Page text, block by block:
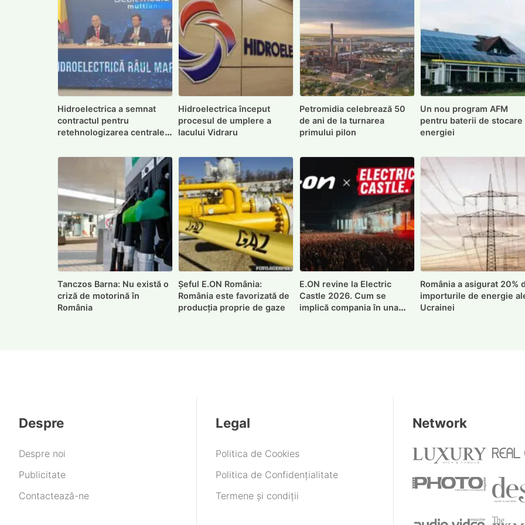
Hidroelectrica a semnat
contractul pentru
retehnologizarea centralei
Hidroelectrica început
procesul de umplere a
lacului Vidraru
Petromidia celebrează 50
de ani de la turnarea
primului pilon
Un nou program AFM
pentru baterii de stocare
energiei
Tanczos Barna: Nu există o
criză de motorină în
România
Șeful E.ON România:
România este favorizată de
producția proprie de gaze
E.ON revine la Electric
Castle 2026. Cum se
implică compania în una
România a asigurat 20%
importurile de energie
Ucrainei
Despre
Despre noi
Publicitate
Contactează-ne
Legal
Politica de Cookies
Politica de Confidențialitate
Termene și condiții
Network